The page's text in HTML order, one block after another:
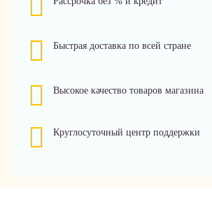
Быстрая доставка по всей стране
Высокое качество товаров магазина
Круглосуточный центр поддержки